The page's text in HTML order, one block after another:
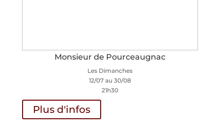
Monsieur de Pourceaugnac
Les Dimanches
12/07 au 30/08
21h30
Plus d'infos